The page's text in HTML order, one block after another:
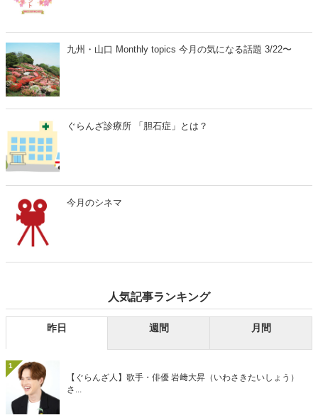
九州・山口 Monthly topics 今月の気になる話題 3/22〜
ぐらんざ診療所 「胆石症」とは？
今月のシネマ
人気記事ランキング
昨日 週間 月間
1
【ぐらんざ人】歌手・俳優 岩﨑大昇（いわさきたいしょう）
さ...